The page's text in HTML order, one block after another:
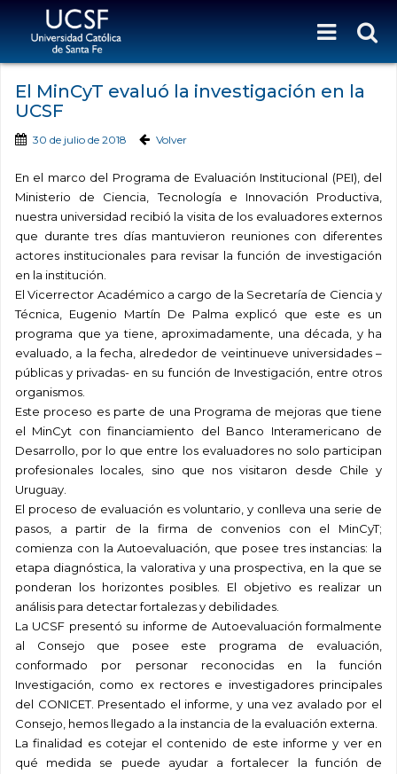
El MinCyT evaluó la investigación en la
UCSF
30 de julio de 2018 Volver
En el marco del Programa de Evaluación Institucional (PEI), del
Ministerio de Ciencia, Tecnología e Innovación Productiva,
nuestra universidad recibió la visita de los evaluadores externos
que durante tres días mantuvieron reuniones con diferentes
actores institucionales para revisar la función de investigación
en la institución.
El Vicerrector Académico a cargo de la Secretaría de Ciencia y
Técnica, Eugenio Martín De Palma explicó que este es un
programa que ya tiene, aproximadamente, una década, y ha
evaluado, a la fecha, alrededor de veintinueve universidades –
públicas y privadas- en su función de Investigación, entre otros
organismos.
Este proceso es parte de una Programa de mejoras que tiene
el MinCyt con financiamiento del Banco Interamericano de
Desarrollo, por lo que entre los evaluadores no solo participan
profesionales locales, sino que nos visitaron desde Chile y
Uruguay.
El proceso de evaluación es voluntario, y conlleva una serie de
pasos, a partir de la firma de convenios con el MinCyT;
comienza con la Autoevaluación, que posee tres instancias: la
etapa diagnóstica, la valorativa y una prospectiva, en la que se
ponderan los horizontes posibles. El objetivo es realizar un
análisis para detectar fortalezas y debilidades.
La UCSF presentó su informe de Autoevaluación formalmente
al Consejo que posee este programa de evaluación,
conformado por personar reconocidas en la función
Investigación, como ex rectores e investigadores principales
del CONICET. Presentado el informe, y una vez avalado por el
Consejo, hemos llegado a la instancia de la evaluación externa.
La finalidad es cotejar el contenido de este informe y ver en
qué medida se puede ayudar a fortalecer la función de